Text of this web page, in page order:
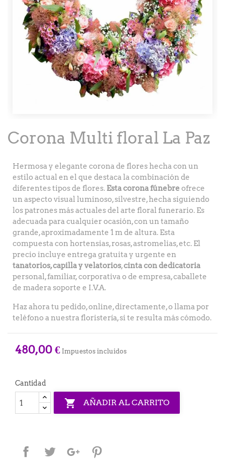
Corona Multi floral La Paz
Hermosa y elegante corona de flores hecha con un
estilo actual en el que destaca la combinación de
diferentes tipos de flores. Esta corona fúnebre ofrece
un aspecto visual luminoso, silvestre, hecha siguiendo
los patrones más actuales del arte floral funerario. Es
adecuada para cualquier ocasión, con un tamaño
grande, aproximadamente 1 m de altura. Esta
compuesta con hortensias, rosas, astromelias, etc. El
precio incluye entrega gratuita y urgente en
tanatorios, capilla y velatorios,cinta con dedicatoria
personal, familiar, corporativa o de empresa, caballete
de madera soporte e I.V.A.
Haz ahora tu pedido, online, directamente, o llama por
teléfono a nuestra floristería, si te resulta más cómodo.
480,00 € Impuestos incluidos
Cantidad
 AÑADIR AL CARRITO
CompartirTuitear Google+